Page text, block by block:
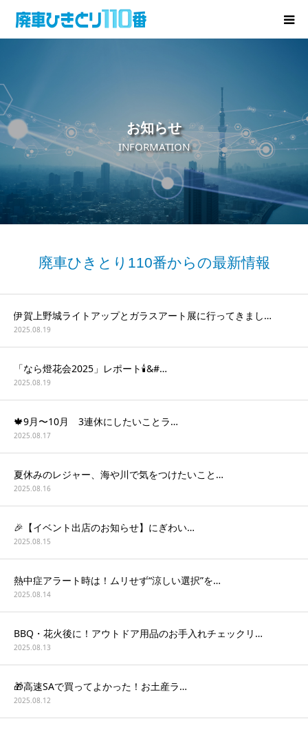
お知らせ
INFORMATION
廃車ひきとり110番からの最新情報
伊賀上野城ライトアップとガラスアート展に行ってきまし…
2025.08.19
「なら燈花会2025」レポート🕯&#…
2025.08.19
🍁9月〜10月 3連休にしたいことラ…
2025.08.17
夏休みのレジャー、海や川で気をつけたいこと…
2025.08.16
🎉【イベント出店のお知らせ】にぎわい…
2025.08.15
熱中症アラート時は！ムリせず“涼しい選択”を…
2025.08.14
BBQ・花火後に！アウトドア用品のお手入れチェックリ…
2025.08.13
🎁高速SAで買ってよかった！お土産ラ…
2025.08.12
無料査定
お役立ち情報
お知らせ
会社概要
お問い合わせ